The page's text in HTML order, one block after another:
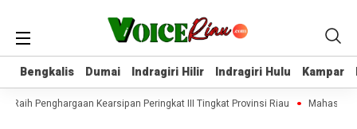
Bengkalis Dumai Indragiri Hilir Indragiri Hulu Kampar
Bengkalis Dumai Indragiri Hilir Indragiri Hulu Kampar
Raih Penghargaan Kearsipan Peringkat III Tingkat Provinsi Riau